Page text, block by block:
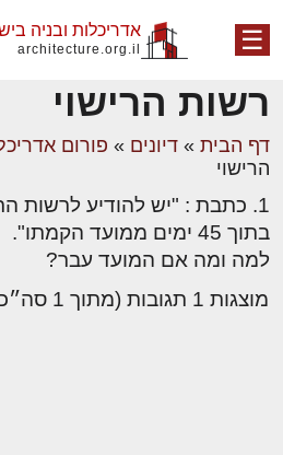
☰ אדריכלות ובניה
architecture.org.il
רשות הרישוי
דף הבית » דיונים » פורום
הרישוי
1. כתבת : "יש להודיע לרשות
בתוך 45 ימים ממועד הקמתו".
למה ומה אם המועד עבר?
מוצגות 1 תגובות (מתוך 1 סה״כ)